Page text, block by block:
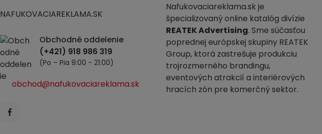
Nafukovaciareklama.sk je
špecializovaný online katalóg divízie
REATEK Advertising. Sme súčasťou
poprednej európskej skupiny REATEK
Group, ktorá zastrešuje produkciu
trojrozmerného brandingu,
eventových atrakcií a interiérových
hracích zón pre komerčný sektor.
NAFUKOVACIAREKLAMA.SK
Obchodné oddelenie
(Po – Pia 9:00 - 21:00)
obchod@nafukovaciareklama.sk